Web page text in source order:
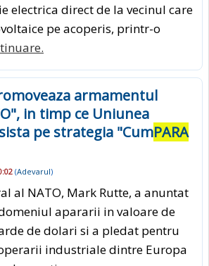
electrica direct de la vecinul care
pe acoperis, printr-o
armamentul
in timp ce Uniunea
pe strategia "CumPARA
(Adevarul)
al NATO, Mark Rutte, a anuntat
apararii in valoare de
de dolari si a pledat pentru
industriale dintre Europa